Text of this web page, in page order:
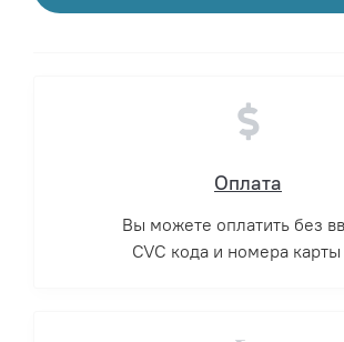
Оплата
Вы можете оплатить без
CVC кода и номера